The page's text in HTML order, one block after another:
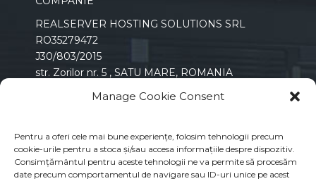
Manage Cookie Consent
Pentru a oferi cele mai bune experiențe, folosim tehnologii precum
cookie-urile pentru a stoca și/sau accesa informațiile despre dispozitiv.
Consimțământul pentru aceste tehnologii ne va permite să procesăm
date precum comportamentul de navigare sau ID-uri unice pe acest
REALSERVER HOSTING SOLUTIONS SRL
RO35279472
J30/803/2015
str. Zorilor nr. 5 , SATU MARE, ROMANIA
MODALITATI DE PLATA
Credit / Debit Cards (Visa & Mastercard)
Stripe
PayPal